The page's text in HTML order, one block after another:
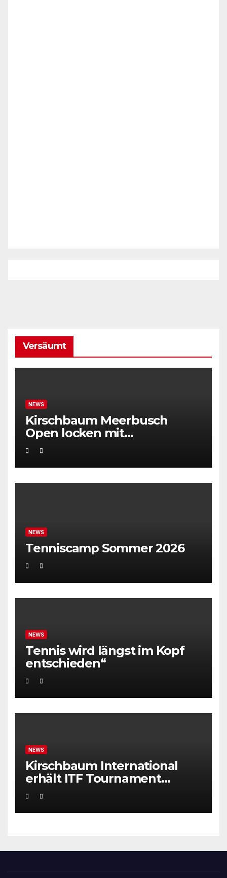
Versäumt
NEWS
Kirschbaum Meerbusch
Open locken mit
Weltklassetennis
NEWS
Tenniscamp Sommer 2026
NEWS
Tennis wird längst im Kopf
entschieden“
NEWS
Kirschbaum International
erhält ITF Tournament
Recognition Award 2025